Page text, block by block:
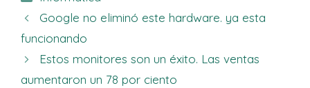
Google no eliminó este hardware. ya esta
funcionando
Estos monitores son un éxito. Las ventas
aumentaron un 78 por ciento